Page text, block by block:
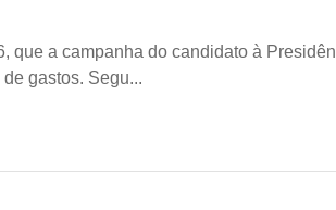
que a campanha do candidato à
gastos. Segu...